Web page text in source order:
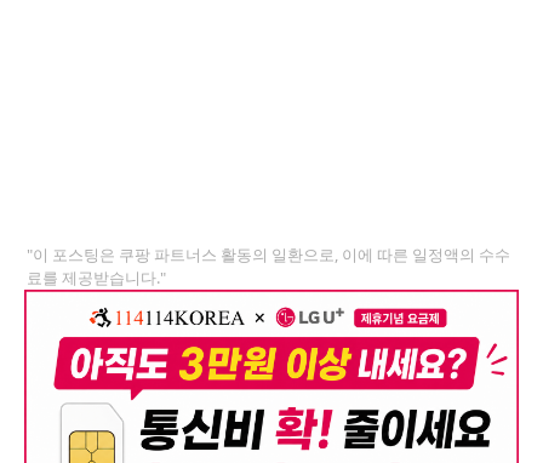
"이 포스팅은 쿠팡 파트너스 활동의 일환으로, 이에 따른 일정액의 수수
료를 제공받습니다."